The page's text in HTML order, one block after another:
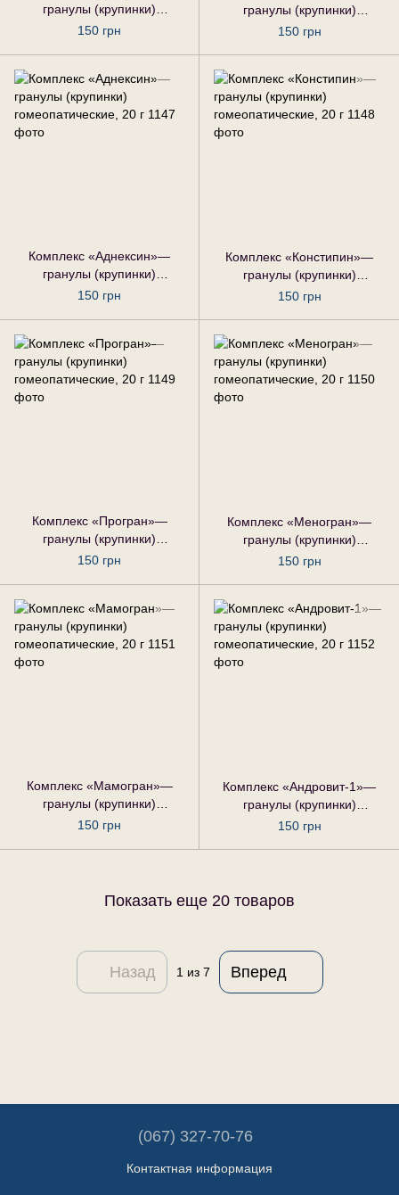
гранулы (крупинки)
гомеопатические, 20 г
150 грн
гранулы (крупинки)
гомеопатические, 20 г
150 грн
Комплекс «Аднексин»—
гранулы (крупинки)
гомеопатические, 20 г
150 грн
Комплекс «Констипин»—
гранулы (крупинки)
гомеопатические, 20 г
150 грн
Комплекс «Програн»—
гранулы (крупинки)
гомеопатические, 20 г
150 грн
Комплекс «Меногран»—
гранулы (крупинки)
гомеопатические, 20 г
150 грн
Комплекс «Мамогран»—
гранулы (крупинки)
гомеопатические, 20 г
150 грн
Комплекс «Андровит-1»—
гранулы (крупинки)
гомеопатические, 20 г
150 грн
Показать еще 20 товаров
Назад 1 из 7 Вперед
(067) 327-70-76
Контактная информация